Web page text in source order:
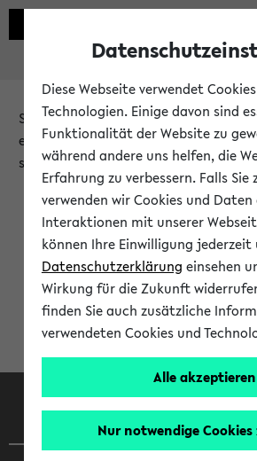
Sie möchten auf eine eKVV Funktion
erst nach einer Anmeldung am
steht.
Bitte melden Sie
Anmeldung am eKVV
Diese Webseite verwendet
Technologien. Einige davon sind
Funktionalität der Website zu
während andere uns helfen, die
Erfahrung zu verbessern. Falls
verwenden wir Cookies und
Interaktionen mit unserer
können Ihre Einwilligung
Datenschutzerklärung einsehen
Wirkung für die Zukunft
finden Sie auch zusätzliche
verwendeten Cookies und
Alle akzeptieren
Nur notwendige Cookies